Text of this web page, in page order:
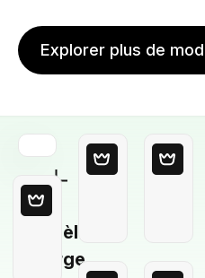
Explorer plus de
Modèle
Vierge